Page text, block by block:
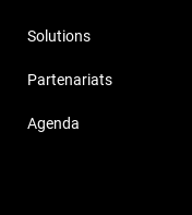
Solutions
Partenariats
Agenda